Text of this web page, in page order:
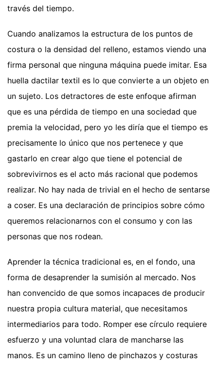
través del tiempo.
Cuando analizamos la estructura de los puntos de
costura o la densidad del relleno, estamos viendo una
firma personal que ninguna máquina puede imitar. Esa
huella dactilar textil es lo que convierte a un objeto en
un sujeto. Los detractores de este enfoque afirman
que es una pérdida de tiempo en una sociedad que
premia la velocidad, pero yo les diría que el tiempo es
precisamente lo único que nos pertenece y que
gastarlo en crear algo que tiene el potencial de
sobrevivirnos es el acto más racional que podemos
realizar. No hay nada de trivial en el hecho de sentarse
a coser. Es una declaración de principios sobre cómo
queremos relacionarnos con el consumo y con las
personas que nos rodean.
Aprender la técnica tradicional es, en el fondo, una
forma de desaprender la sumisión al mercado. Nos
han convencido de que somos incapaces de producir
nuestra propia cultura material, que necesitamos
intermediarios para todo. Romper ese círculo requiere
esfuerzo y una voluntad clara de mancharse las
manos. Es un camino lleno de pinchazos y costuras